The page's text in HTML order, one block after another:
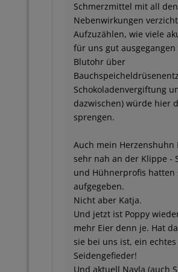
Schmerzmittel mit all den
Nebenwirkungen
Aufzuzählen, wie viele
für uns gut ausgegangen
Blutohr über
Schokoladenvergiftung
dazwischen) würde hier
sprengen.
Auch mein Herzenshuhn
sehr nah an der Klippe -
und Hühnerprofis hatten
aufgegeben.
Nicht aber Katja.
Und jetzt ist Poppy
mehr Eier denn je. Hat
sie bei uns ist, ein echtes
Seidengefieder!
Und aktuell Nayla (auch